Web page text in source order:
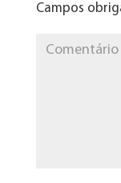
Campos